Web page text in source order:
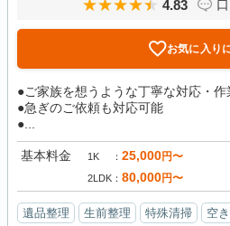
4.83
お気に入り
●ご家族を想うような丁寧な対応・
●急ぎのご依頼も対応可能
●...
基本料金 1K 25,000円〜
2LDK 80,000円〜
遺品整理 生前整理 特殊清掃 空